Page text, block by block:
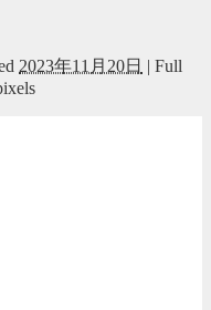
2023年11月20日 | Full